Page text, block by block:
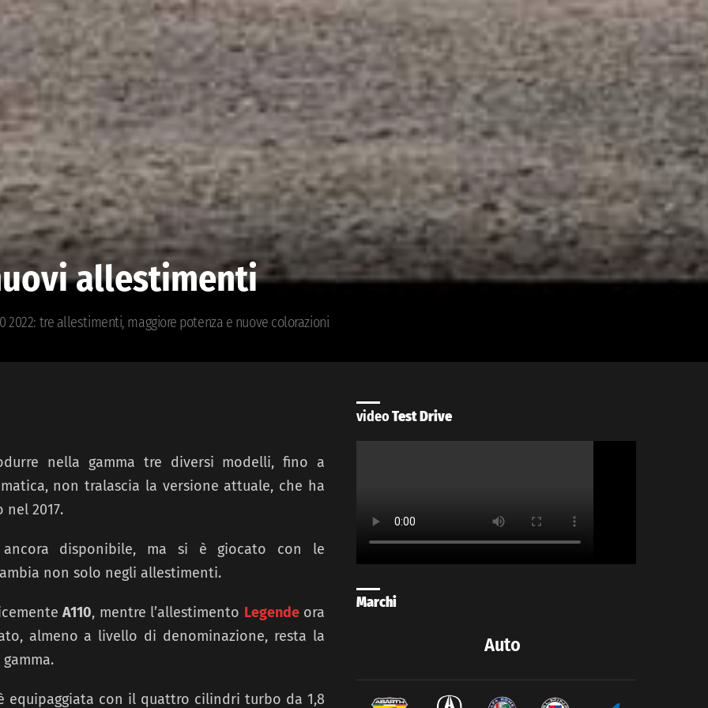
allestimenti
tre allestimenti, maggiore potenza e nuove colorazioni
nella gamma tre diversi modelli, fino a
non tralascia la versione attuale, che ha
2017.
disponibile, ma si è giocato con le
non solo negli allestimenti.
A110, mentre l’allestimento Legendeora
almeno a livello di denominazione, resta la
equipaggiata con il quattro cilindri turbo da 1,8
videoTest Drive
Marchi
Auto